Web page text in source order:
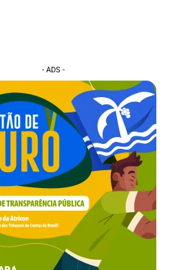
- ADS -